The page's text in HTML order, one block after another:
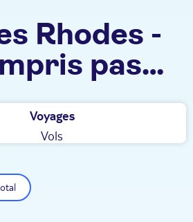
Rhodes -
pas
Voyages
Vols